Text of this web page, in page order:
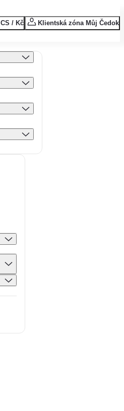
CS / Kč Klientská zóna Můj Čedok